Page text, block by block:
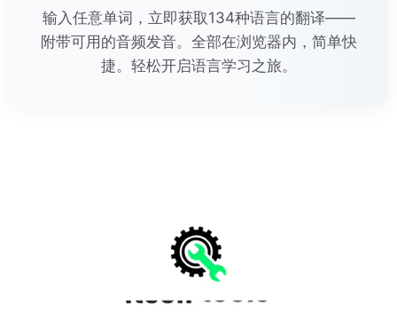
输入任意单词，立即获取134种语言的翻译——
附带可用的音频发音。全部在浏览器内，简单快
捷。轻松开启语言学习之旅。